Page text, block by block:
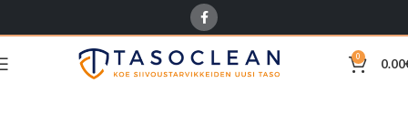
0 0.00